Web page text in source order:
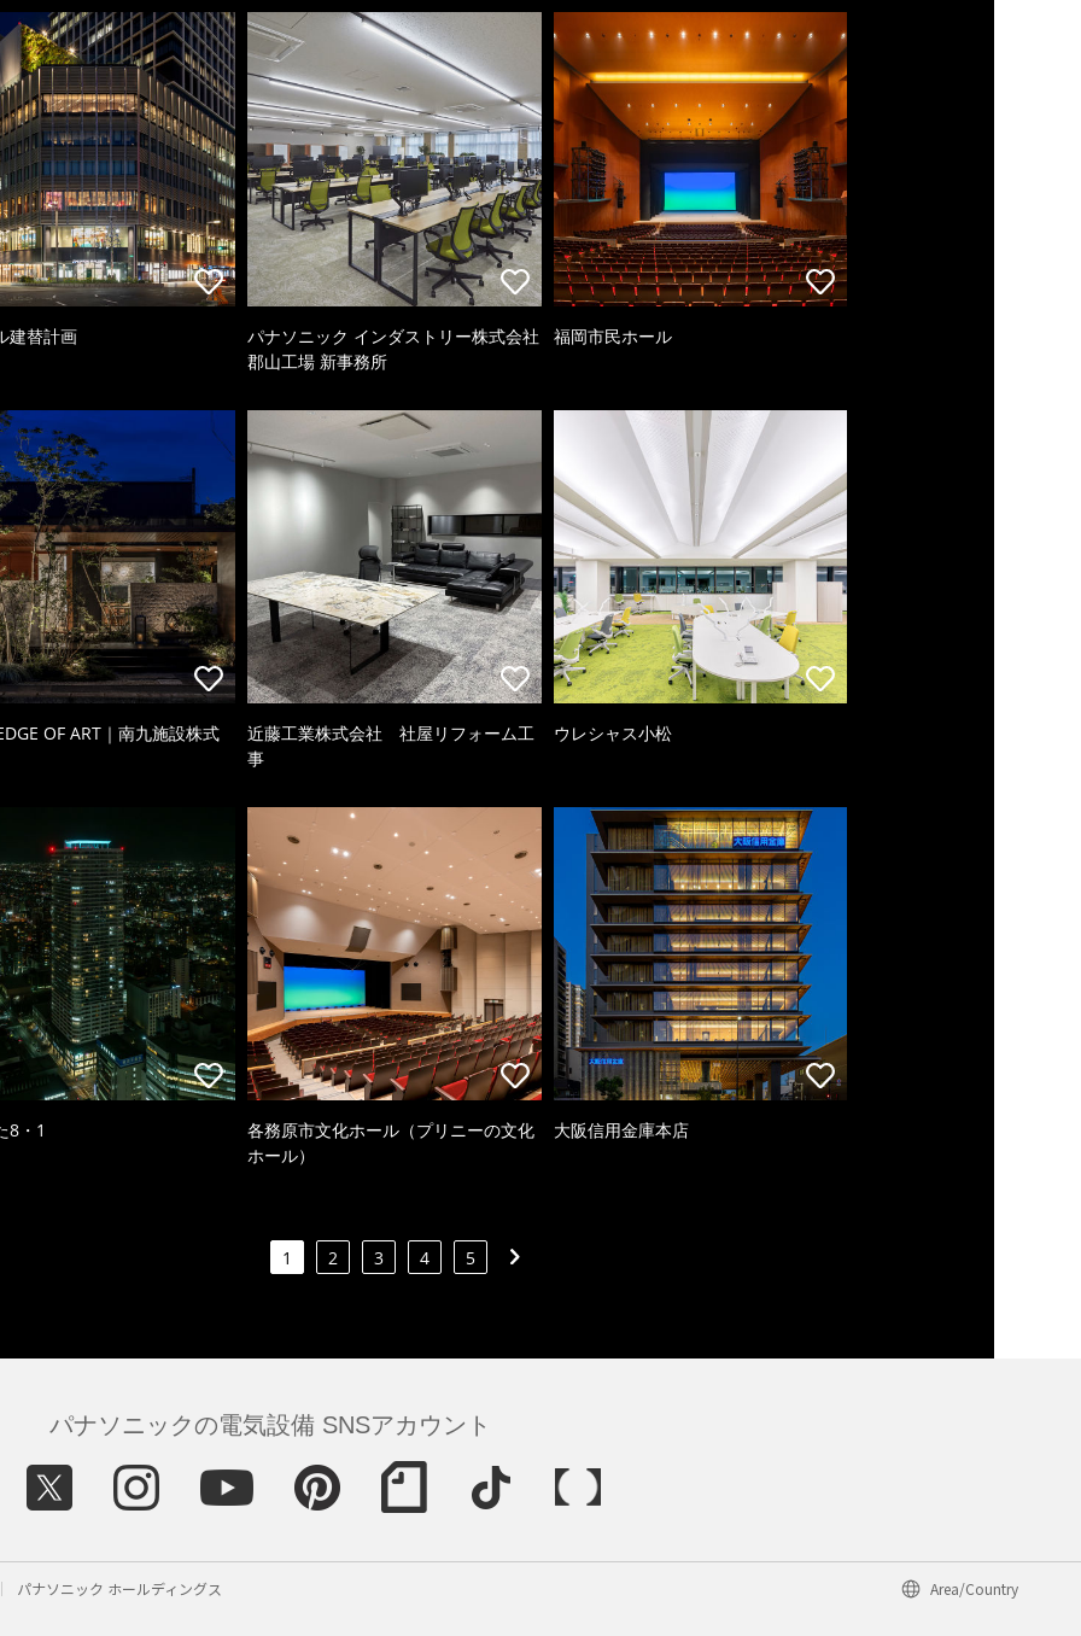
建替計画
パナソニック インダストリー株式会社
郡山工場 新事務所
福岡市民ホール
OF ART｜南九施設株式
近藤工業株式会社 社屋リフォーム工
事
ウレシャス小松
8・1
各務原市文化ホール（プリニーの文化
ホール）
大阪信用金庫本店
1 2 3 4 5
パナソニックの電気設備 SNSアカウント
パナソニック ホールディングス Area/Country